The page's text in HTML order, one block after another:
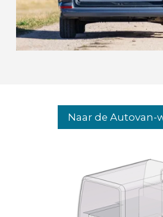
Naar de Autovan-